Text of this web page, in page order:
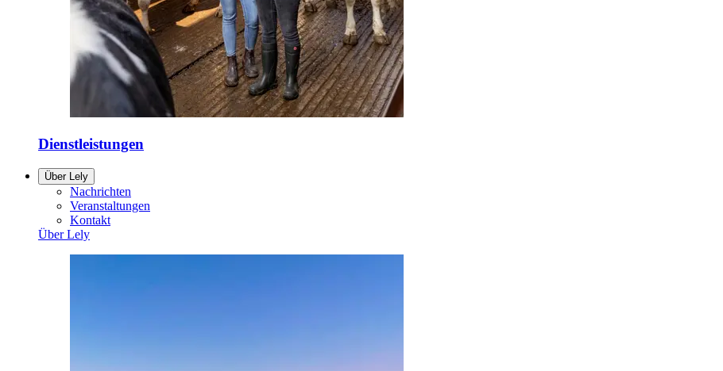
Dienstleistungen
Über Lely
Nachrichten
Veranstaltungen
Kontakt
Über Lely